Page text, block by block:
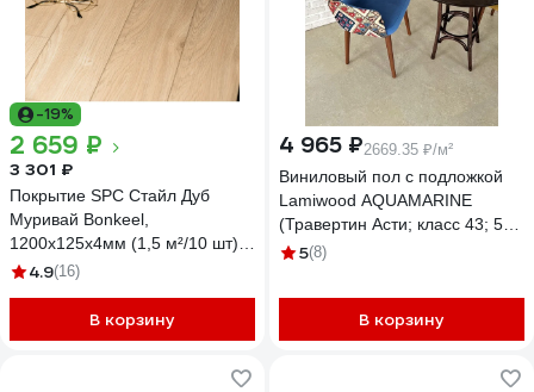
-19%
2 659 ₽
3 301 ₽
Покрытие SPC Стайл Дуб
Муривай Bonkeel,
1200x125x4мм (1,5 м²/10 шт)
546481
4.9(16)
В корзину
4 965 ₽2669.35 ₽/м²
Виниловый пол с подложкой
Lamiwood AQUAMARINE
(Травертин Асти; класс 43; 5
мм, микрофаска; 1,86 кв.м) M-
5(8)
В корзину